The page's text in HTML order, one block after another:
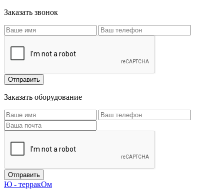
Заказать звонок
Заказать оборудование
Ю - терракОм